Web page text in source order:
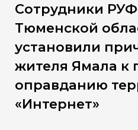
Сотрудники
Тюменской
установили
жителя Ямала к
оправданию
«Интернет»